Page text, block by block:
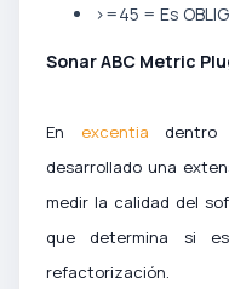
>=45 = Es
Sonar ABC Metric
En excentia
desarrollado una
medir la calidad del
que determina si
refactorización.